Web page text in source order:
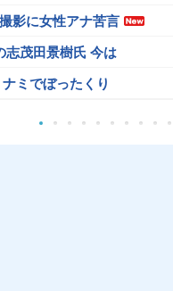
影に女性アナ苦言
志茂田景樹氏 今は
ミでぼったくり